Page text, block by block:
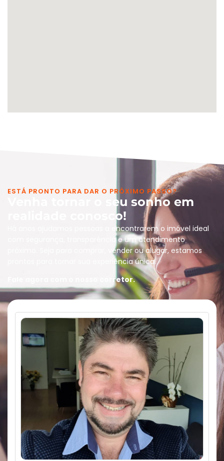
ESTÁ PRONTO PARA DAR O PRÓXIMO PASSO?
Venha tornar o seu sonho em
realidade conosco!
Há anos ajudamos pessoas a encontrarem o imóvel ideal
com segurança, transparência e um atendimento
próximo. Seja para comprar, vender ou alugar, estamos
prontos para tornar sua experiência única.
Fale agora com o nosso corretor.